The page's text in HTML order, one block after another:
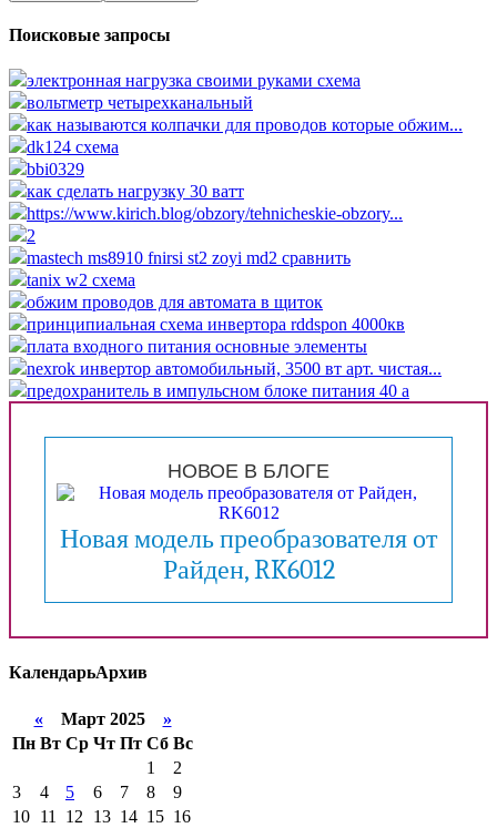
Поисковые запросы
электронная нагрузка своими руками схема
вольтметр четырехканальный
как называются колпачки для проводов которые обжим...
dk124 схема
bbi0329
как сделать нагрузку 30 ватт
https://www.kirich.blog/obzory/tehnicheskie-obzory...
2
mastech ms8910 fnirsi st2 zoyi md2 сравнить
tanix w2 схема
обжим проводов для автомата в щиток
принципиальная схема инвертора rddspon 4000кв
плата входного питания основные элементы
nexrok инвертор автомобильный, 3500 вт арт. чистая...
предохранитель в импульсном блоке питания 40 а
НОВОЕ В БЛОГЕ
Новая модель преобразователя от
Райден, RK6012
КалендарьАрхив
«Март 2025 »
Пн Вт Ср Чт Пт Сб Вс
1
2
3
4 5 6 7 8
9
10 11 12 13 14 15 16